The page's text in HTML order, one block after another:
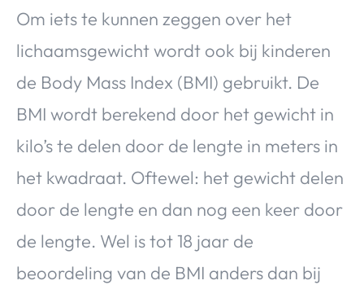
Om iets te kunnen zeggen over het
lichaamsgewicht wordt ook bij kinderen
de Body Mass Index (BMI) gebruikt. De
BMI wordt berekend door het gewicht in
kilo’s te delen door de lengte in meters in
het kwadraat. Oftewel: het gewicht delen
door de lengte en dan nog een keer door
de lengte. Wel is tot 18 jaar de
beoordeling van de BMI anders dan bij